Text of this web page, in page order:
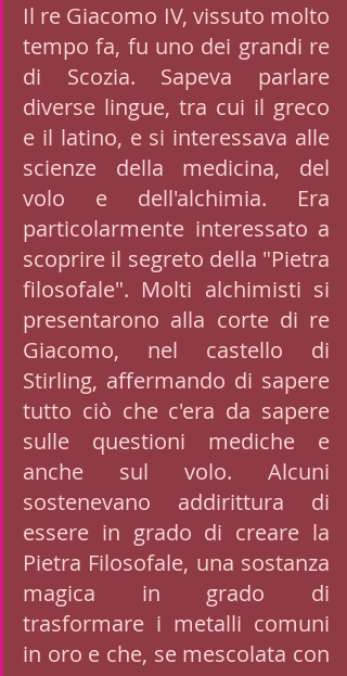
Il re Giacomo IV, vissuto molto
tempo fa, fu uno dei grandi re
di Scozia. Sapeva parlare
diverse lingue, tra cui il greco
e il latino, e si interessava alle
scienze della medicina, del
volo e dell'alchimia. Era
particolarmente interessato a
scoprire il segreto della "Pietra
filosofale". Molti alchimisti si
presentarono alla corte di re
Giacomo, nel castello di
Stirling, affermando di sapere
tutto ciò che c'era da sapere
sulle questioni mediche e
anche sul volo. Alcuni
sostenevano addirittura di
essere in grado di creare la
Pietra Filosofale, una sostanza
magica in grado di
trasformare i metalli comuni
in oro e che, se mescolata con